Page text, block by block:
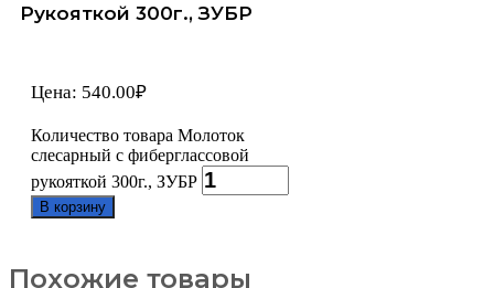
Рукояткой 300г., ЗУБР
Цена: 540.00₽
Количество товара Молоток
слесарный с фиберглассовой
рукояткой 300г., ЗУБР
В корзину
Похожие товары